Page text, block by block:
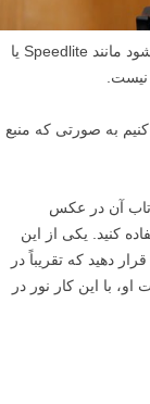
نوری که مستقیماً از یک منبع نوری کوچک تابیده می شود مانند Speedlite یا
نیست.
به صورتی که منبع
آن در عکس
کنید. یکی از این
دهید که تقریباً در
با این کار نور در